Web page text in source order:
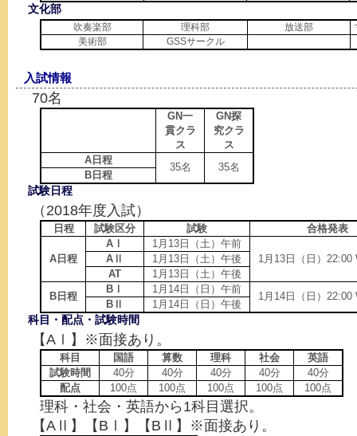
文化部
吹奏楽部 理科部 放送部
美術部
GSSサークル
入試情報
70名
GN一
貫クラ
ス
GN探
究クラ
ス
A日程
35名 35名
B日程
試験日程
（2018年度入試）
日程 試験区分 試験 合格発表
A日程
AⅠ
1月13日（土）午前
1月13日（日）22:00
AⅡ
1月13日（土）午後
AT
1月13日（土）午後
B日程
BⅠ 1月14日（日）午前
1月14日（日）22:00
BⅡ 1月14日（日）午後
科目・配点・試験時間
【AⅠ】※面接あり。
科目 国語 算数 理科 社会
英語
試験時間
40分 40分 40分 40分
40分
配点
100点 100点 100点 100点 100点
理科・社会・英語から1科目選択。
【AⅡ】【BⅠ】【BⅡ】※面接あり。